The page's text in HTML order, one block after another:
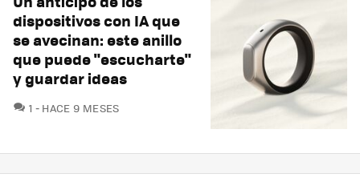
dispositivos con IA que
se avecinan: este anillo
que puede "escucharte"
y guardar ideas
1 COMENTARIOS
HACE 9 MESES